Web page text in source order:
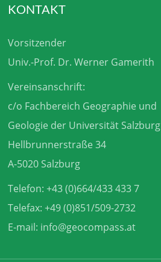
KONTAKT
Vorsitzender
Univ.-Prof. Dr. Werner Gamerith
Vereinsanschrift:
c/o Fachbereich Geographie und
Geologie der Universität Salzburg
Hellbrunnerstraße 34
A-5020 Salzburg
Telefon: +43 (0)664/433 433 7
Telefax: +49 (0)851/509-2732
E-mail: info@geocompass.at